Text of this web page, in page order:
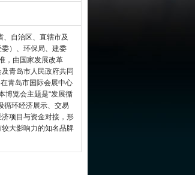
自治区、直辖市及
）、环保局、建委
，由国家发展改革
青岛市人民政府共同
青岛市国际会展中心
览会主题是“发展循
循环经济展示、交易
项目与资金对接，形
大影响力的知名品牌